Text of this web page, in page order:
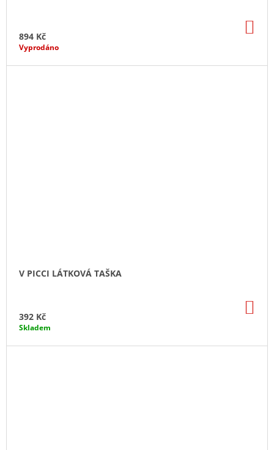
894 Kč
Vyprodáno
V PICCI LÁTKOVÁ TAŠKA
392 Kč
Skladem